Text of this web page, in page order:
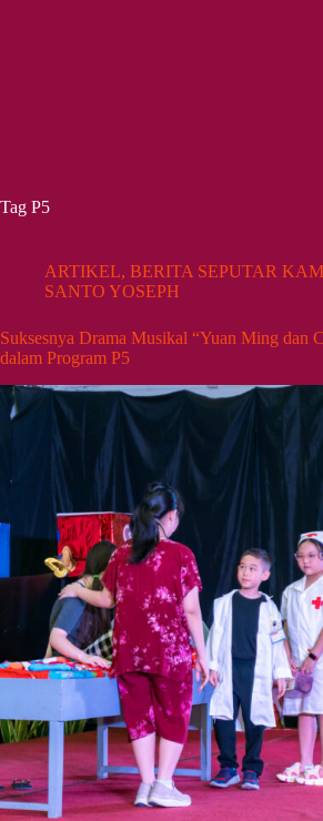
Tag P5
ARTIKEL, BERITA SEPUTAR
SANTO YOSEPH
Suksesnya Drama Musikal “Yuan Ming dan
dalam Program P5